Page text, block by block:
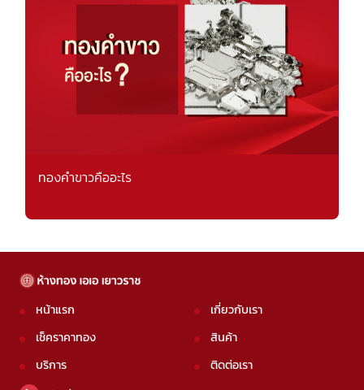
ทองคำขาวคืออะไร
หน้าแรก
เช็คราคาทอง
บริการ
เกี่ยวกับเรา
สินค้า
ติดต่อเรา